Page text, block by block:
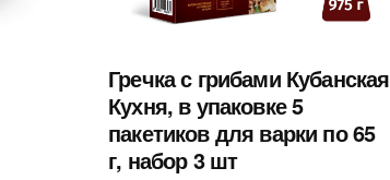
Гречка с грибами Кубанская
Кухня, в упаковке 5
пакетиков для варки по 65
г, набор 3 шт